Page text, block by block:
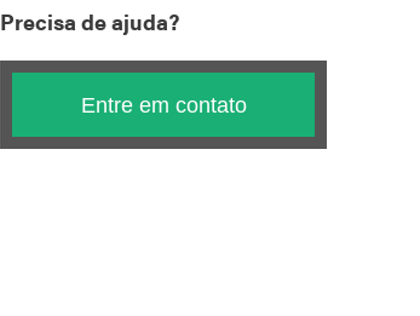
Precisa de ajuda?
Entre em contato